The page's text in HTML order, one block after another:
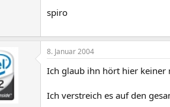
spiro
8. Januar 2004
Ich glaub ihn hört hier
Ich verstreich es auf den